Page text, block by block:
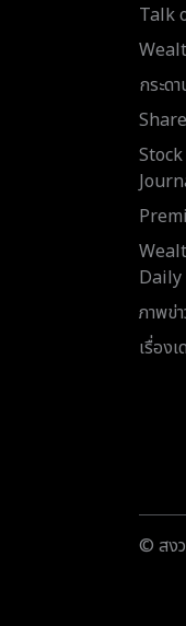
Talk
กระด
Daily
ภาพข่
เรื่อง
© สง